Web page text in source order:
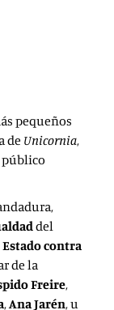
pequeños
de Unicornia,
público
del
Estado contra
de la
Freire,
,Ana Jarén, u